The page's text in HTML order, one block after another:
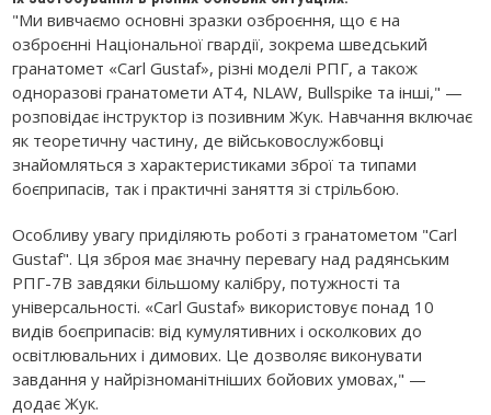
"Ми вивчаємо основні зразки озброєння, що є на
озброєнні Національної гвардії, зокрема шведський
гранатомет «Carl Gustaf», різні моделі РПГ, а також
одноразові гранатомети АТ4, NLAW, Bullspike та інші," —
розповідає інструктор із позивним Жук. Навчання включає
як теоретичну частину, де військовослужбовці
знайомляться з характеристиками зброї та типами
боєприпасів, так і практичні заняття зі стрільбою.
Особливу увагу приділяють роботі з гранатометом "Carl
Gustaf". Ця зброя має значну перевагу над радянським
РПГ-7В завдяки більшому калібру, потужності та
універсальності. «Carl Gustaf» використовує понад 10
видів боєприпасів: від кумулятивних і осколкових до
освітлювальних і димових. Це дозволяє виконувати
завдання у найрізноманітніших бойових умовах," —
додає Жук.